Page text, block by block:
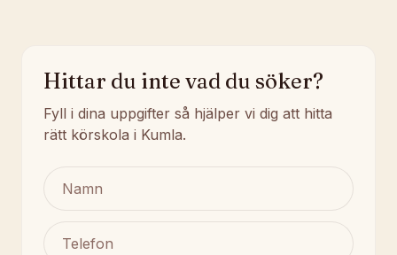
Hittar du inte vad du söker?
Fyll i dina uppgifter så hjälper vi dig att hitta
rätt körskola i Kumla.